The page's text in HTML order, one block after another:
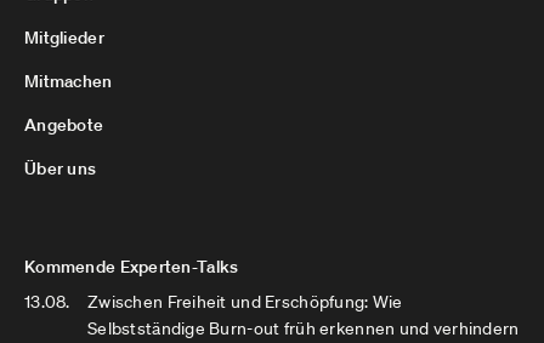
Mitglieder
Mitmachen
Angebote
Über uns
Kommende Experten-Talks
13.08.
Zwischen Freiheit und Erschöpfung: Wie
Selbstständige Burn-out früh erkennen und verhindern